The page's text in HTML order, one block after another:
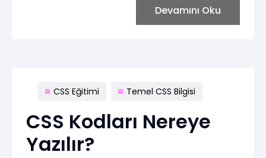
Devamını Oku
CSS Eğitimi Temel CSS Bilgisi
CSS Kodları Nereye
Yazılır?